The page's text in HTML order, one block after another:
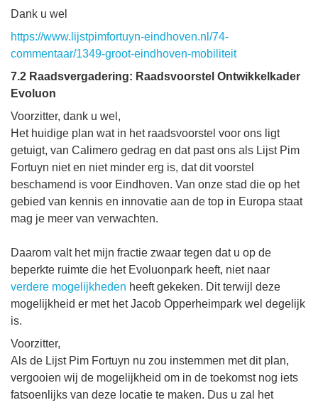
Dank u wel
https://www.lijstpimfortuyn-eindhoven.nl/74-
commentaar/1349-groot-eindhoven-mobiliteit
7.2 Raadsvergadering: Raadsvoorstel Ontwikkelkader
Evoluon
Voorzitter, dank u wel,
Het huidige plan wat in het raadsvoorstel voor ons ligt
getuigt, van Calimero gedrag en dat past ons als Lijst Pim
Fortuyn niet en niet minder erg is, dat dit voorstel
beschamend is voor Eindhoven. Van onze stad die op het
gebied van kennis en innovatie aan de top in Europa staat
mag je meer van verwachten.
Daarom valt het mijn fractie zwaar tegen dat u op de
beperkte ruimte die het Evoluonpark heeft, niet naar
verdere mogelijkheden heeft gekeken. Dit terwijl deze
mogelijkheid er met het Jacob Opperheimpark wel degelijk
is.
Voorzitter,
Als de Lijst Pim Fortuyn nu zou instemmen met dit plan,
vergooien wij de mogelijkheid om in de toekomst nog iets
fatsoenlijks van deze locatie te maken. Dus u zal het